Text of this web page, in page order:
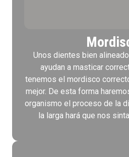
Unos dientes bien
ayudan a masticar
tenemos el mordisco
mejor. De esta forma
organismo el proceso de la
la larga hará que nos